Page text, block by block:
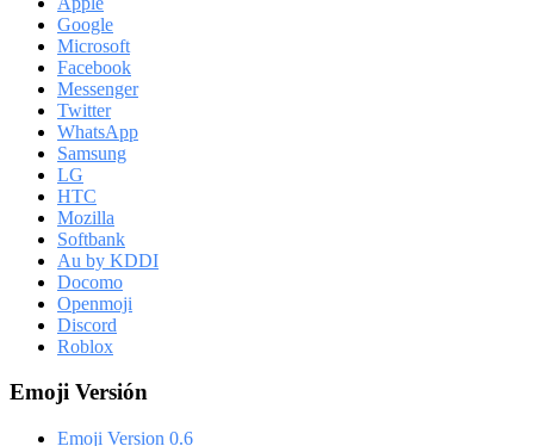
Google
Microsoft
Facebook
Messenger
Twitter
WhatsApp
Samsung
LG
HTC
Mozilla
Softbank
Au by KDDI
Docomo
Openmoji
Discord
Roblox
Emoji Versión
Emoji Version 0.6